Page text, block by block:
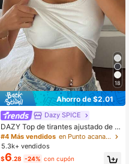
18
Ahorro de $2.01
Dazy SPICE
DAZY Top de tirantes ajustado de u
nicolor para vacaciones de verano
#4 Más vendidos
en Punto acanalado Tops, blusas y camisetas de muj
5.3k+ vendidos
$6.28 -24% con cupón